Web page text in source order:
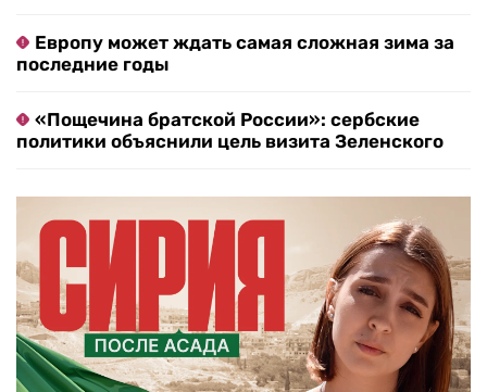
Европу может ждать самая сложная зима за
последние годы
«Пощечина братской России»: сербские
политики объяснили цель визита Зеленского